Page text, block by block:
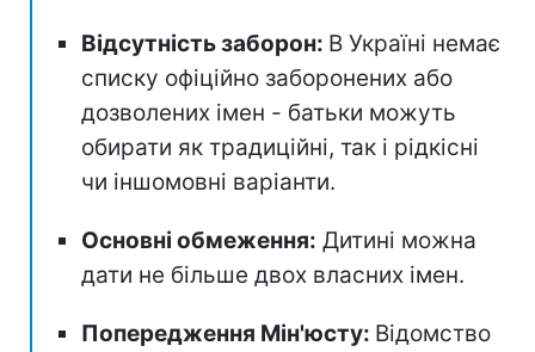
Відсутність заборон: В Україні немає
списку офіційно заборонених або
дозволених імен - батьки можуть
обирати як традиційні, так і рідкісні
чи іншомовні варіанти.
Основні обмеження: Дитині можна
дати не більше двох власних імен.
Попередження Мін'юсту: Відомство